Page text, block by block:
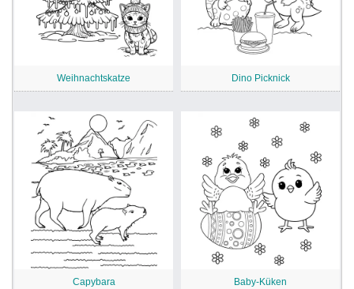
Weihnachtskatze Dino Picknick
Capybara Baby-Küken